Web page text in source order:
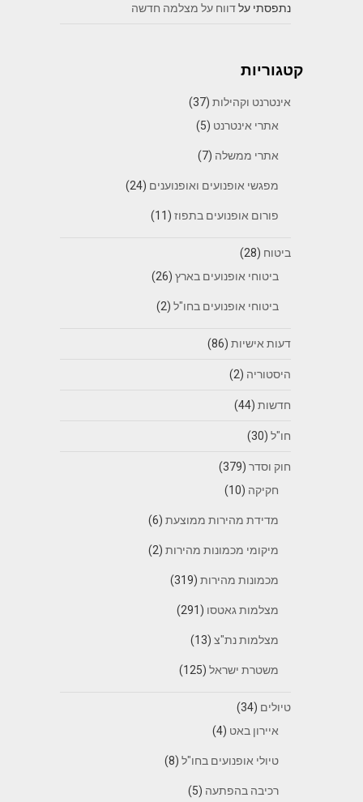
נתפסתי עלדווח על מצלמה חדשה
קטגוריות
אינטרנט וקהילות(37)
אתרי אינטרנט (5)
אתרי ממשלה (7)
מפגשי אופנועים ואופנוענים (24)
פורום אופנועים בתפוז(11)
ביטוח (28)
ביטוחי אופנועים בארץ(26)
ביטוחי אופנועים בחו"ל(2)
דעות אישיות(86)
היסטוריה (2)
חדשות(44)
חו"ל(30)
חוק וסדר(379)
חקיקה (10)
מדידת מהירות ממוצעת(6)
מיקומי מכמונות מהירות(2)
מכמונות מהירות(319)
מצלמות גאטסו (291)
מצלמות נת"צ(13)
משטרת ישראל(125)
טיולים (34)
איירון באט (4)
טיולי אופנועים בחו"ל(8)
רכיבה בהפתעה (5)